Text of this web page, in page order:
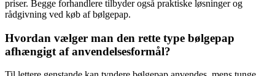
priser. Begge forhandlere tilbyder også praktiske løsninger og
rådgivning ved køb af bølgepap.
Hvordan vælger man den rette type bølgepap
afhængigt af anvendelsesformål?